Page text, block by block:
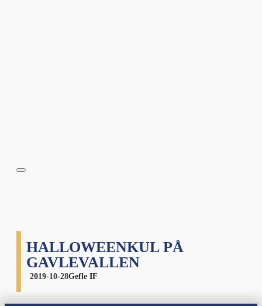
HALLOWEENKUL PÅ
GAVLEVALLEN
2019-10-28Gefle IF